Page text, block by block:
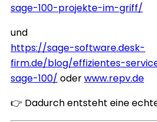
sage-100-projekte-im-griff/
und
https://sage-software.desk-
firm.de/blog/effizientes-
sage-100/ oderwww.repv.de
👉 Dadurch entsteht eine